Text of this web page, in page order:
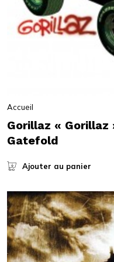
Accueil
Gorillaz « Gorillaz
Gatefold
Ajouter au panier